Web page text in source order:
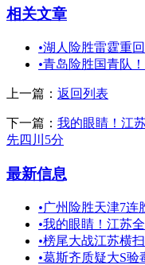
相关文章
•湖人险胜雷霆重
•青岛险胜国青队
上一篇： 返回列表
下一篇： 我的眼睛！江
先四川5分
最新信息
•广州险胜天津7连
•我的眼睛！江苏
•榜尾大战江苏横
•葛斯齐质疑大S验